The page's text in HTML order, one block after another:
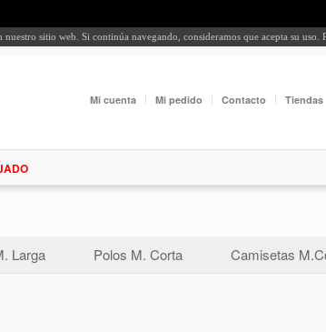
sitio web. Si continúa navegando, consideramos que acepta su uso.
Mi cuenta Mi pedido Contacto Tiendas
Larga Polos M. Corta Camisetas